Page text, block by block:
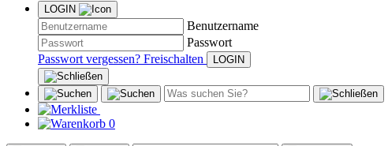
LOGIN
Benutzername
Passwort
Passwort vergessen? Freischalten
0